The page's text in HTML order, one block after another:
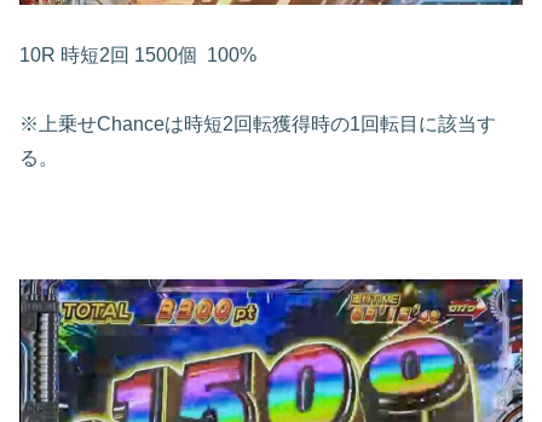
10R 時短2回 1500個 100%
※上乗せChanceは時短2回転獲得時の1回転目に該当す
る。